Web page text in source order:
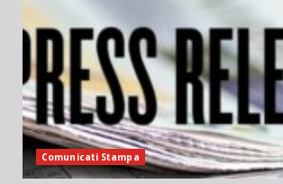
Comunicati Stampa